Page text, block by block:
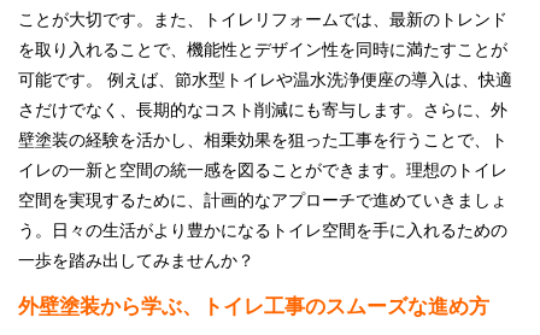
ことが大切です。また、トイレリフォームでは、最新のトレンド
を取り入れることで、機能性とデザイン性を同時に満たすことが
可能です。 例えば、節水型トイレや温水洗浄便座の導入は、快適
さだけでなく、長期的なコスト削減にも寄与します。さらに、外
壁塗装の経験を活かし、相乗効果を狙った工事を行うことで、ト
イレの一新と空間の統一感を図ることができます。理想のトイレ
空間を実現するために、計画的なアプローチで進めていきましょ
う。日々の生活がより豊かになるトイレ空間を手に入れるための
一歩を踏み出してみませんか？
外壁塗装から学ぶ、トイレ工事のスムーズな進め方